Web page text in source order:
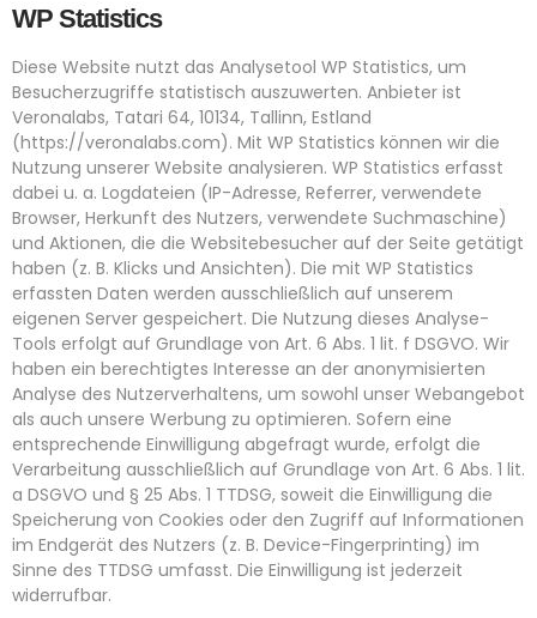
WP Statistics
Diese Website nutzt das Analysetool WP Statistics, um
Besucherzugriffe statistisch auszuwerten. Anbieter ist
Veronalabs, Tatari 64, 10134, Tallinn, Estland
(https://veronalabs.com). Mit WP Statistics können wir die
Nutzung unserer Website analysieren. WP Statistics erfasst
dabei u. a. Logdateien (IP-Adresse, Referrer, verwendete
Browser, Herkunft des Nutzers, verwendete Suchmaschine)
und Aktionen, die die Websitebesucher auf der Seite getätigt
haben (z. B. Klicks und Ansichten). Die mit WP Statistics
erfassten Daten werden ausschließlich auf unserem
eigenen Server gespeichert. Die Nutzung dieses Analyse-
Tools erfolgt auf Grundlage von Art. 6 Abs. 1 lit. f DSGVO. Wir
haben ein berechtigtes Interesse an der anonymisierten
Analyse des Nutzerverhaltens, um sowohl unser Webangebot
als auch unsere Werbung zu optimieren. Sofern eine
entsprechende Einwilligung abgefragt wurde, erfolgt die
Verarbeitung ausschließlich auf Grundlage von Art. 6 Abs. 1 lit.
a DSGVO und § 25 Abs. 1 TTDSG, soweit die Einwilligung die
Speicherung von Cookies oder den Zugriff auf Informationen
im Endgerät des Nutzers (z. B. Device-Fingerprinting) im
Sinne des TTDSG umfasst. Die Einwilligung ist jederzeit
widerrufbar.